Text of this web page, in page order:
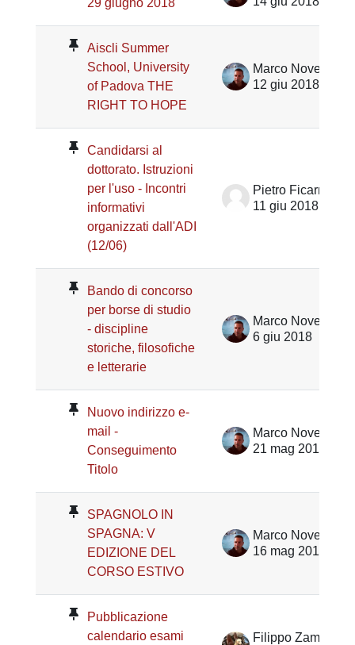
Aiscli Summer
School, University
of Padova THE
RIGHT TO HOPE
Marco Noventa
12 giu 2018
Candidarsi al
dottorato. Istruzioni
per l'uso - Incontri
informativi
organizzati dall'ADI
(12/06)
Pietro Ficarra
11 giu 2018
Bando di concorso
per borse di studio
- discipline
storiche, filosofiche
e letterarie
Marco Noventa
6 giu 2018
Nuovo indirizzo e-
mail -
Conseguimento
Titolo
Marco Noventa
21 mag 2018
SPAGNOLO IN
SPAGNA: V
EDIZIONE DEL
CORSO ESTIVO
Marco Noventa
16 mag 2018
Pubblicazione
calendario esami
Filippo Zampiron